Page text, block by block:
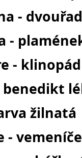
-
-
-
benedikt
žilnatá
-